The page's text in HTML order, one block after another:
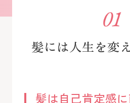
髪には人生を変
髪は自己肯定感